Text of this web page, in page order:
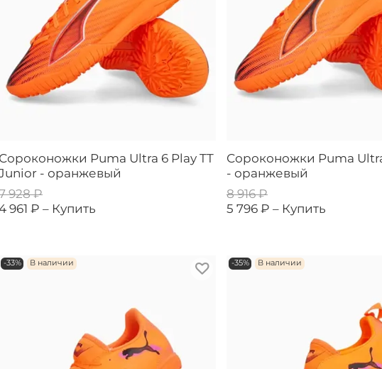
Сороконожки Puma Ultra 6 Play TT
- оранжевый
928 ₽
961 ₽ – Купить
Сороконожки Puma
- оранжевый
8 916 ₽
5 796 ₽ – Купить
-33% В наличии -35% В наличии